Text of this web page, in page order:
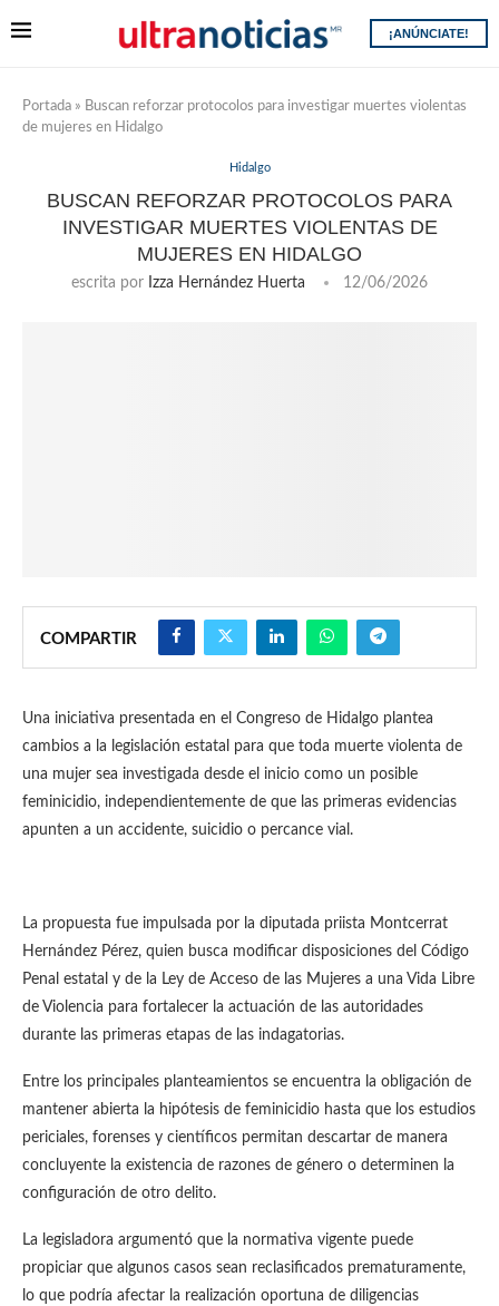
¡ANÚNCIATE!
Portada » Buscan reforzar protocolos para investigar muertes violentas
de mujeres en Hidalgo
Hidalgo
BUSCAN REFORZAR PROTOCOLOS PARA
INVESTIGAR MUERTES VIOLENTAS DE
MUJERES EN HIDALGO
escrita por Izza Hernández Huerta 12/06/2026
COMPARTIR
Una iniciativa presentada en el Congreso de Hidalgo plantea
cambios a la legislación estatal para que toda muerte violenta de
una mujer sea investigada desde el inicio como un posible
feminicidio, independientemente de que las primeras evidencias
apunten a un accidente, suicidio o percance vial.
La propuesta fue impulsada por la diputada priista Montcerrat
Hernández Pérez, quien busca modificar disposiciones del Código
Penal estatal y de la Ley de Acceso de las Mujeres a una Vida Libre
de Violencia para fortalecer la actuación de las autoridades
durante las primeras etapas de las indagatorias.
Entre los principales planteamientos se encuentra la obligación de
mantener abierta la hipótesis de feminicidio hasta que los estudios
periciales, forenses y científicos permitan descartar de manera
concluyente la existencia de razones de género o determinen la
configuración de otro delito.
La legisladora argumentó que la normativa vigente puede
propiciar que algunos casos sean reclasificados prematuramente,
lo que podría afectar la realización oportuna de diligencias